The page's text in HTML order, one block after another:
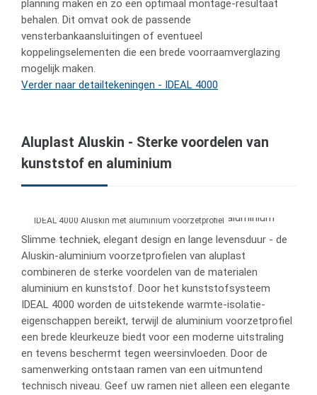
planning maken en zo een optimaal montage-resultaat
behalen. Dit omvat ook de passende
vensterbankaansluitingen of eventueel
koppelingselementen die een brede voorraamverglazing
mogelijk maken.
Verder naar detailtekeningen - IDEAL 4000
Aluplast Aluskin - Sterke voordelen van
kunststof en aluminium
IDEAL 4000 Aluskin met aluminium voorzetprofiel
Slimme techniek, elegant design en lange levensduur - de
Aluskin-aluminium voorzetprofielen van aluplast
combineren de sterke voordelen van de materialen
aluminium en kunststof. Door het kunststofsysteem
IDEAL 4000 worden de uitstekende warmte-isolatie-
eigenschappen bereikt, terwijl de aluminium voorzetprofiel
een brede kleurkeuze biedt voor een moderne uitstraling
en tevens beschermt tegen weersinvloeden. Door de
samenwerking ontstaan ramen van een uitmuntend
technisch niveau. Geef uw ramen niet alleen een elegante